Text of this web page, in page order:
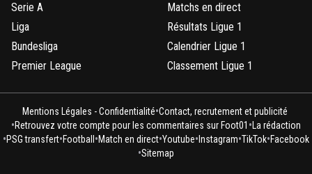
Serie A
Liga
Bundesliga
Premier League
Matchs en direct
Résultats Ligue 1
Calendrier Ligue 1
Classement Ligue 1
Mentions Légales - Confidentialité•Contact, recrutement et publicité
•Retrouvez votre compte pour les commentaires sur Foot01 •La rédaction
•PSG transfert•Football •Match en direct•Youtube• Instagram•TikTok•Facebook
•Sitemap